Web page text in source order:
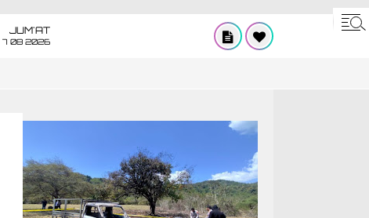
JUM'AT
7 08 2026